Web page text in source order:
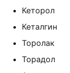
Кеторол
Кеталгин
Торолак
Торадол